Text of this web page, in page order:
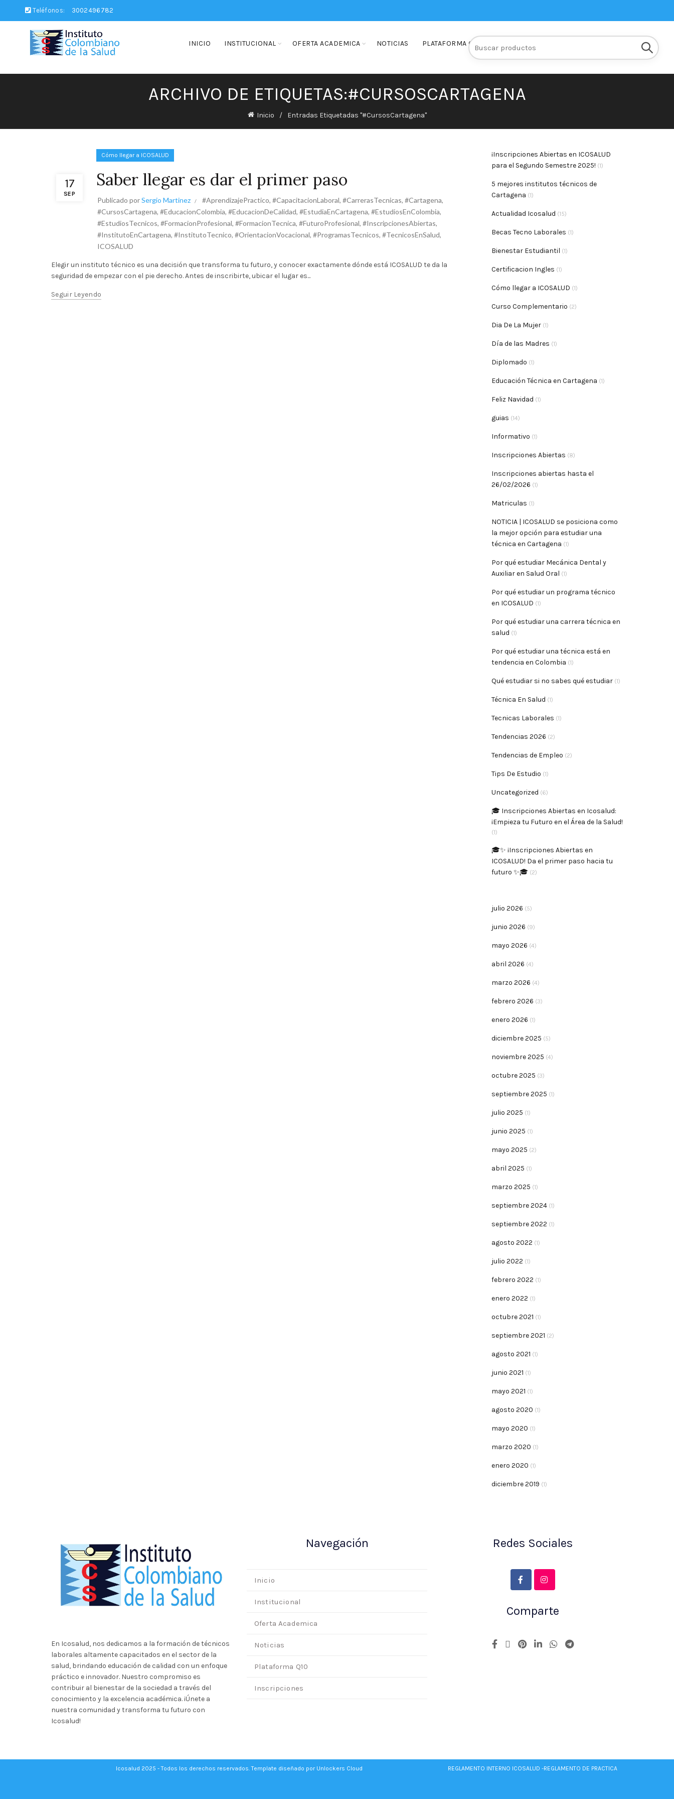
Teléfonos: 3002496782
INICIO INSTITUCIONAL OFERTA ACADEMICA NOTICIAS PLATAFORMA Q10 INSCRIPCIONES
Buscar:
ARCHIVO DE ETIQUETAS:#CURSOSCARTAGENA
Inicio Entradas Etiquetadas "#CursosCartagena"
17
SEP
Cómo llegar a ICOSALUD
Saber llegar es dar el primer paso
Publicado porSergio Martinez #AprendizajePractico, #CapacitacionLaboral, #CarrerasTecnicas, #Cartagena,
#CursosCartagena, #EducacionColombia, #EducacionDeCalidad, #EstudiaEnCartagena, #EstudiosEnColombia,
#EstudiosTecnicos, #FormacionProfesional, #FormacionTecnica, #FuturoProfesional, #InscripcionesAbiertas,
#InstitutoEnCartagena, #InstitutoTecnico, #OrientacionVocacional, #ProgramasTecnicos, #TecnicosEnSalud,
ICOSALUD
Elegir un instituto técnico es una decisión que transforma tu futuro, y conocer exactamente dónde está ICOSALUD te da la
seguridad de empezar con el pie derecho. Antes de inscribirte, ubicar el lugar es...
Seguir Leyendo
¡Inscripciones Abiertas en ICOSALUD
para el Segundo Semestre 2025! (1)
5 mejores institutos técnicos de
Cartagena (1)
Actualidad Icosalud (15)
Becas Tecno Laborales (1)
Bienestar Estudiantil (1)
Certificacion Ingles (1)
Cómo llegar a ICOSALUD (1)
Curso Complementario (2)
Dia De La Mujer(1)
Día de las Madres (1)
Diplomado (1)
Educación Técnica en Cartagena (1)
Feliz Navidad (1)
guias (14)
Informativo (1)
Inscripciones Abiertas (8)
Inscripciones abiertas hasta el
26/02/2026 (1)
Matriculas (1)
NOTICIA | ICOSALUD se posiciona como
la mejor opción para estudiar una
técnica en Cartagena (1)
Por qué estudiar Mecánica Dental y
Auxiliar en Salud Oral (1)
Por qué estudiar un programa técnico
en ICOSALUD (1)
Por qué estudiar una carrera técnica en
salud (1)
Por qué estudiar una técnica está en
tendencia en Colombia (1)
Qué estudiar si no sabes qué estudiar(1)
Técnica En Salud (1)
Tecnicas Laborales (1)
Tendencias 2026 (2)
Tendencias de Empleo (2)
Tips De Estudio (1)
Uncategorized (6)
🎓 Inscripciones Abiertas en Icosalud:
¡Empieza tu Futuro en el Área de la Salud!
(1)
🎓✨ ¡Inscripciones Abiertas en
ICOSALUD! Da el primer paso hacia tu
futuro ✨🎓 (2)
julio 2026 (5)
junio 2026 (9)
mayo 2026 (4)
abril 2026 (4)
marzo 2026 (4)
febrero 2026 (3)
enero 2026 (1)
diciembre 2025 (5)
noviembre 2025 (4)
octubre 2025 (3)
septiembre 2025 (1)
julio 2025 (1)
junio 2025 (1)
mayo 2025 (2)
abril 2025 (1)
marzo 2025 (1)
septiembre 2024(1)
septiembre 2022 (1)
agosto 2022 (1)
julio 2022 (1)
febrero 2022 (1)
enero 2022 (1)
octubre 2021 (1)
septiembre 2021 (2)
agosto 2021 (1)
junio 2021 (1)
mayo 2021 (1)
agosto 2020 (1)
mayo 2020 (1)
marzo 2020 (1)
enero 2020 (1)
diciembre 2019 (1)
En Icosalud, nos dedicamos a la formación de técnicos
laborales altamente capacitados en el sector de la
salud, brindando educación de calidad con un enfoque
práctico e innovador. Nuestro compromiso es
contribuir al bienestar de la sociedad a través del
conocimiento y la excelencia académica. ¡Únete a
nuestra comunidad y transforma tu futuro con
Icosalud!
Navegación
Inicio
Institucional
Oferta Academica
Noticias
Plataforma Q10
Inscripciones
Redes Sociales
Comparte
Icosalud 2025 - Todos los derechos reservados. Template diseñado por Unlockers Cloud REGLAMENTO INTERNO ICOSALUD -REGLAMENTO DE PRACTICA